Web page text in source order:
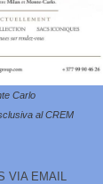
Carlo
al CREM
VIA EMAIL